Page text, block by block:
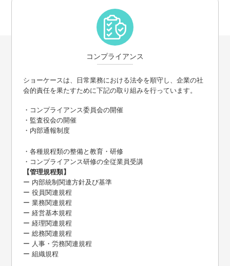
コンプライアンス
ショーケースは、日常業務における法令を順守し、企業の社
会的責任を果たすために下記の取り組みを行っています。
・コンプライアンス委員会の開催
・監査役会の開催
・内部通報制度
・各種規程類の整備と教育・研修
・コンプライアンス研修の全従業員受講
【管理規程類】
ー 内部統制関連方針及び基準
ー 役員関連規程
ー 業務関連規程
ー 経営基本規程
ー 経理関連規程
ー 総務関連規程
ー 人事・労務関連規程
ー 組織規程